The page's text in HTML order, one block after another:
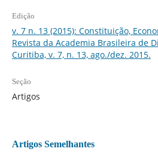
Edição
v. 7 n. 13 (2015): Constituição,
Revista da Academia Brasileira de
Curitiba, v. 7, n. 13, ago./dez. 2015.
Seção
Artigos
Artigos Semelhantes